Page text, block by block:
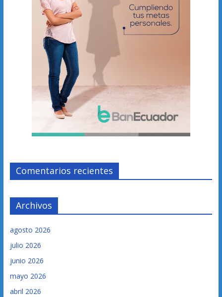
Comentarios recientes
Archivos
agosto 2026
julio 2026
junio 2026
mayo 2026
abril 2026